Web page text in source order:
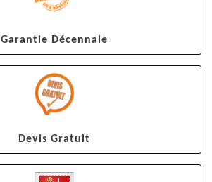
Garantie Décennale
Devis Gratuit